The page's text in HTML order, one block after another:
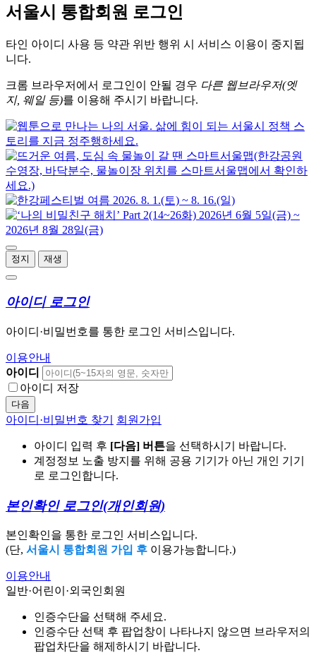
서울시 통합회원 로그인
타인 아이디 사용 등 약관 위반 행위 시 서비스 이용이 중지됩
니다.
크롬 브라우저에서 로그인이 안될 경우 다른 웹브라우저(엣
지, 웨일 등)를 이용해 주시기 바랍니다.
정지 재생
아이디 로그인
아이디·비밀번호를 통한 로그인 서비스입니다.
이용안내
아이디
아이디 저장
다음
아이디·비밀번호 찾기 회원가입
아이디 입력 후 [다음] 버튼을 선택하시기 바랍니다.
계정정보 노출 방지를 위해 공용 기기가 아닌 개인 기기
로 로그인합니다.
본인확인 로그인(개인회원)
본인확인을 통한 로그인 서비스입니다.
(단, 서울시 통합회원 가입 후 이용가능합니다.)
이용안내
일반·어린이·외국인회원
인증수단을 선택해 주세요.
인증수단 선택 후 팝업창이 나타나지 않으면 브라우저의
팝업차단을 해제하시기 바랍니다.